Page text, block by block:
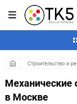
Строительство и
Механические
в Москве